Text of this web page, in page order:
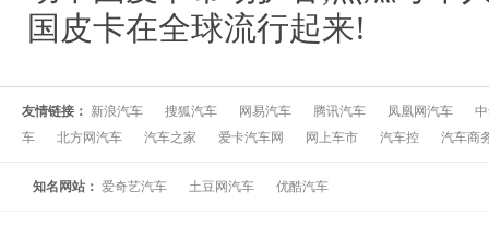
国皮卡在全球流行起来!
友情链接： 新浪汽车 搜狐汽车 网易汽车 腾讯汽车 凤凰网汽车
车
北方网汽车 汽车之家 爱卡汽车网 网上车市 汽车控 汽车商
知名网站： 爱奇艺汽车 土豆网汽车 优酷汽车